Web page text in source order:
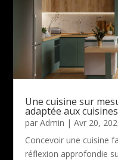
Une cuisine sur
adaptée aux
parAdmin |Avr 20,
Concevoir une cuisine
réflexion approfondie